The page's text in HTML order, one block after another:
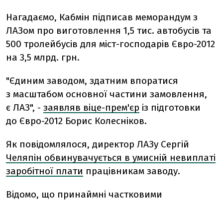
Нагадаємо, Кабмін підписав меморандум з
ЛАЗом про виготовлення 1,5 тис. автобусів та
500 тролейбусів для міст-господарів Євро-2012
на 3,5 млрд. грн.
"Єдиним заводом, здатним впоратися
з масштабом основної частини замовлення,
є ЛАЗ", - заявляв віце-прем'єр із підготовки
до Євро-2012 Борис Колесніков.
Як повідомлялося, директор ЛАЗу Сергій
Челяпін обвинувачується в умисній невиплаті
заробітної плати працівникам заводу.
Відомо, що принаймні частковими